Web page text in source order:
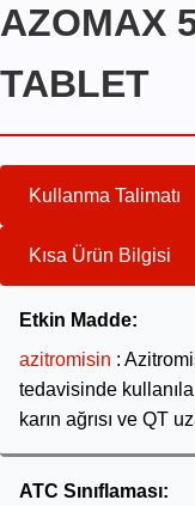
AZOMAX
TABLET
Kullanma Talimatı
Kısa Ürün Bilgisi
Etkin Madde:
azitromisin :
tedavisinde
karın ağrısı ve QT
ATC Sınıflaması: